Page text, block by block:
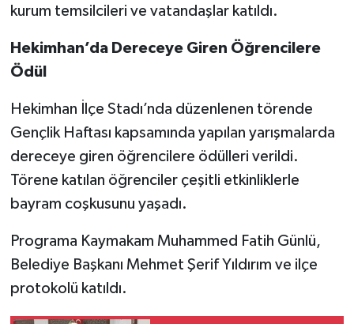
kurum temsilcileri ve vatandaşlar katıldı.
Hekimhan’da Dereceye Giren Öğrencilere
Ödül
Hekimhan İlçe Stadı’nda düzenlenen törende
Gençlik Haftası kapsamında yapılan yarışmalarda
dereceye giren öğrencilere ödülleri verildi.
Törene katılan öğrenciler çeşitli etkinliklerle
bayram coşkusunu yaşadı.
Programa Kaymakam Muhammed Fatih Günlü,
Belediye Başkanı Mehmet Şerif Yıldırım ve ilçe
protokolü katıldı.